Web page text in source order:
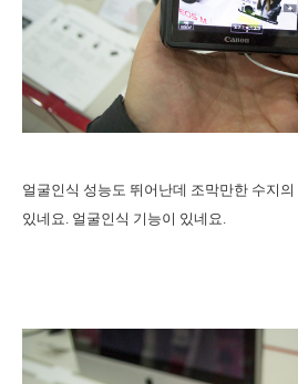
얼굴인식 성능도 뛰어난데 조막만한 수지
있네요. 얼굴인식 기능이 있네요.